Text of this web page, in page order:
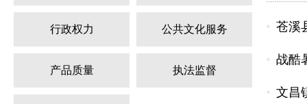
行政权力 公共文化服务
产品质量 执法监督
苍溪
战酷
文昌